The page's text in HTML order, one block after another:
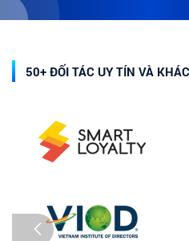
50+ ĐỐI TÁC UY TÍN VÀ